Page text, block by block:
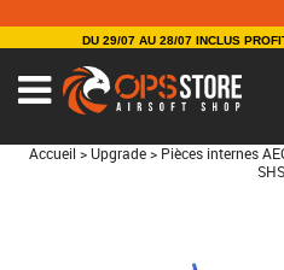
DU 29/07 AU 28/07 INCLUS
Accueil > Upgrade > Pièces internes
SHS